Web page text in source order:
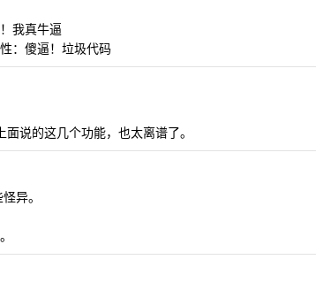
我真牛逼
：傻逼！垃圾代码
说的这几个功能，也太离谱了。
异。